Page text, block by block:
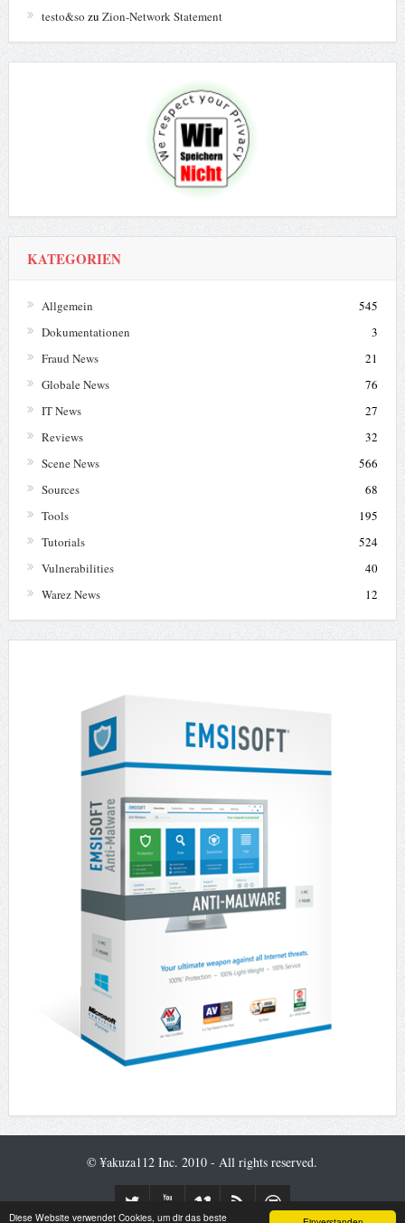
Diese Website verwendet Cookies, um dir das beste
testo&so zu Zion-Network Statement
KATEGORIEN
Allgemein
545
Dokumentationen
3
Fraud News
21
Globale News
76
IT News
27
Reviews
32
Scene News
566
Sources
68
Tools
195
Tutorials
524
Vulnerabilities
40
Warez News
12
© ¥akuza112 Inc. 2010 - All rights reserved.